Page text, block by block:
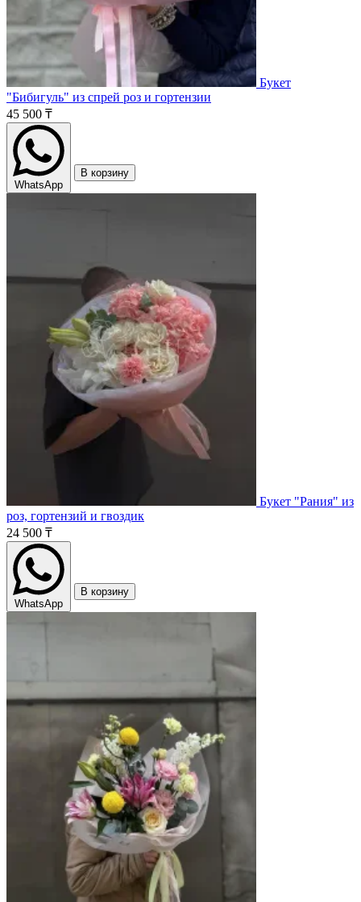
Букет
"Бибигуль" из спрей роз и гортензии
45 500 ₸
WhatsApp
В корзину
Букет "Рания" из
роз, гортензий и гвоздик
24 500 ₸
WhatsApp
В корзину